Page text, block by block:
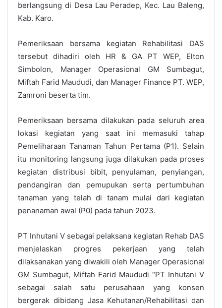
berlangsung di Desa Lau Peradep, Kec. Lau Baleng,
Kab. Karo.
Pemeriksaan bersama kegiatan Rehabilitasi DAS
tersebut dihadiri oleh HR & GA PT WEP, Elton
Simbolon, Manager Operasional GM Sumbagut,
Miftah Farid Maududi, dan Manager Finance PT. WEP,
Zamroni beserta tim.
Pemeriksaan bersama dilakukan pada seluruh area
lokasi kegiatan yang saat ini memasuki tahap
Pemeliharaan Tanaman Tahun Pertama (P1). Selain
itu monitoring langsung juga dilakukan pada proses
kegiatan distribusi bibit, penyulaman, penyiangan,
pendangiran dan pemupukan serta pertumbuhan
tanaman yang telah di tanam mulai dari kegiatan
penanaman awal (P0) pada tahun 2023.
PT Inhutani V sebagai pelaksana kegiatan Rehab DAS
menjelaskan progres pekerjaan yang telah
dilaksanakan yang diwakili oleh Manager Operasional
GM Sumbagut, Miftah Farid Maududi “PT Inhutani V
sebagai salah satu perusahaan yang konsen
bergerak dibidang Jasa Kehutanan/Rehabilitasi dan